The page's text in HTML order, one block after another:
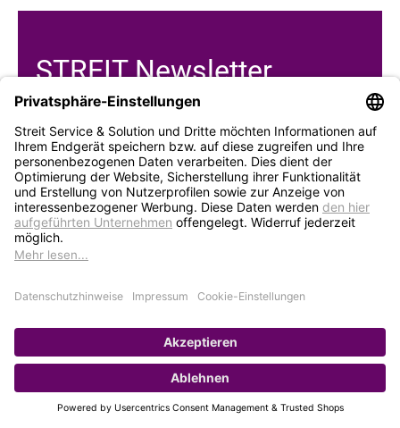
STREIT Newsletter
Neue Produkte, Blogbeiträge, Eventeinladungen und
vieles mehr
Bleiben Sie auf dem Laufenden und abonnieren Sie
gerne unseren Newsletter:
Service